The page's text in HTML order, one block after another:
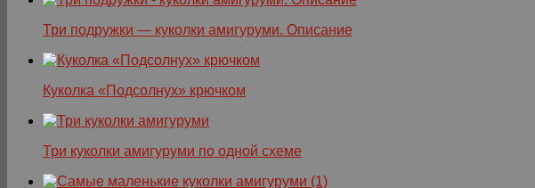
Три подружки — куколки амигуруми. Описание
Куколка «Подсолнух» крючком
Три куколки амигуруми по одной схеме